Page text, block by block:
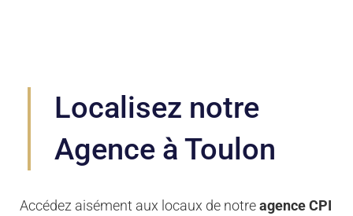
Localisez notre
Agence à Toulon
Accédez aisément aux locaux de notreagence CPI